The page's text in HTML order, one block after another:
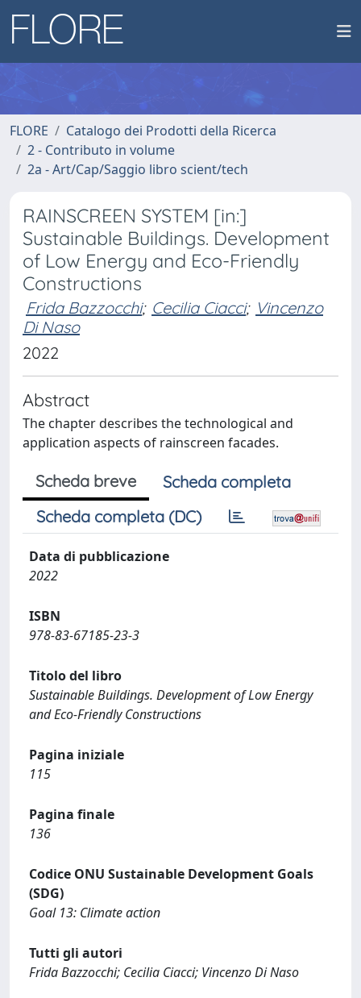
FLORE
Catalogo dei Prodotti della Ricerca
2 - Contributo in volume
2a - Art/Cap/Saggio libro scient/tech
RAINSCREEN SYSTEM [in:]
Sustainable Buildings. Development
of Low Energy and Eco-Friendly
Constructions
Frida Bazzocchi; Cecilia Ciacci; Vincenzo
Di Naso
2022
Abstract
The chapter describes the technological and
application aspects of rainscreen facades.
Scheda breve
Scheda completa
Scheda completa (DC)
Data di pubblicazione
2022
ISBN
978-83-67185-23-3
Titolo del libro
Sustainable Buildings. Development of Low Energy
and Eco-Friendly Constructions
Pagina iniziale
115
Pagina finale
136
Codice ONU Sustainable Development Goals
(SDG)
Goal 13: Climate action
Tutti gli autori
Frida Bazzocchi; Cecilia Ciacci; Vincenzo Di Naso